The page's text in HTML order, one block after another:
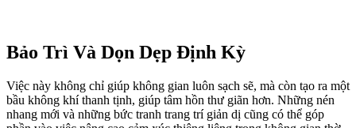
Bảo Trì Và Dọn Dẹp Định Kỳ
Việc này không chỉ giúp không gian luôn sạch sẽ, mà còn tạo ra một
bầu không khí thanh tịnh, giúp tâm hồn thư giãn hơn. Những nén
nhang mới và những bức tranh trang trí giản dị cũng có thể góp